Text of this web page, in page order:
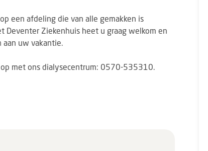
een afdeling die van alle gemakken is
Deventer Ziekenhuis heet u graag welkom en
uw vakantie.
met ons dialysecentrum: 0570-535310.